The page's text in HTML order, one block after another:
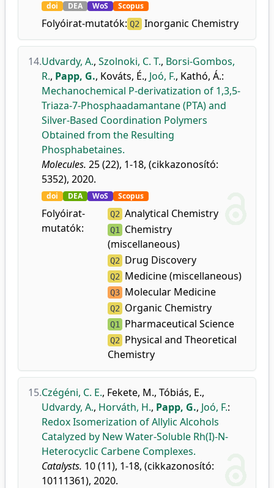
doi DEA WoS Scopus
Folyóirat-mutatók: Q2 Inorganic Chemistry
14.Udvardy, A., Szolnoki, C. T., Borsi-Gombos,
R., Papp, G., Kováts, É., Joó, F., Kathó, Á.:
Mechanochemical P-derivatization of 1,3,5-
Triaza-7-Phosphaadamantane (PTA) and
Silver-Based Coordination Polymers
Obtained from the Resulting
Phosphabetaines.
Molecules. 25 (22), 1-18, (cikkazonosító:
5352), 2020.
doi DEA WoS Scopus
Folyóirat-
mutatók:
Q2 Analytical Chemistry
Q1
Chemistry
(miscellaneous)
Q2 Drug Discovery
Q2 Medicine (miscellaneous)
Q3 Molecular Medicine
Q2 Organic Chemistry
Q1 Pharmaceutical Science
Q2
Physical and Theoretical
Chemistry
15.Czégéni, C. E., Fekete, M., Tóbiás, E.,
Udvardy, A., Horváth, H., Papp, G., Joó, F.:
Redox Isomerization of Allylic Alcohols
Catalyzed by New Water-Soluble Rh(I)-N-
Heterocyclic Carbene Complexes.
Catalysts. 10 (11), 1-18, (cikkazonosító:
10111361), 2020.